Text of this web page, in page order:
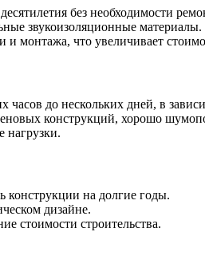
без необходимости
звукоизоляционные материалы.
и монтажа, что увеличивает
до нескольких дней, в
конструкций, хорошо
нагрузки.
конструкции на долгие годы.
дизайне.
стоимости строительства.